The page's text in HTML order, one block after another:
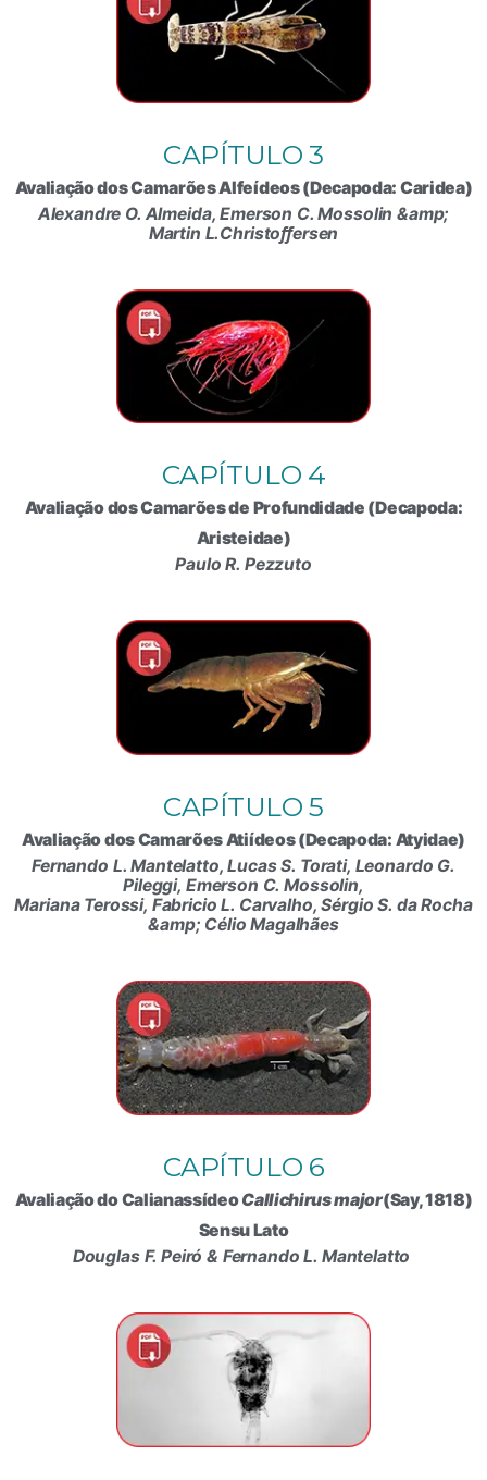
CAPÍTULO 3
Avaliação dos Camarões Alfeídeos (Decapoda: Caridea)
Alexandre O. Almeida, Emerson C. Mossolin &amp;
Martin L.Christoﬀersen
CAPÍTULO 4
Avaliação dos Camarões de Profundidade (Decapoda:
Aristeidae)
Paulo R. Pezzuto
CAPÍTULO 5
Avaliação dos Camarões Atiídeos (Decapoda: Atyidae)
Fernando L. Mantelatto, Lucas S. Torati, Leonardo G.
Pileggi, Emerson C. Mossolin,
Mariana Terossi, Fabricio L. Carvalho, Sérgio S. da Rocha
&amp; Célio Magalhães
CAPÍTULO 6
Avaliação do CalianassídeoCallichirus major(Say, 1818)
Sensu Lato
Douglas F. Peiró & Fernando L. Mantelatto